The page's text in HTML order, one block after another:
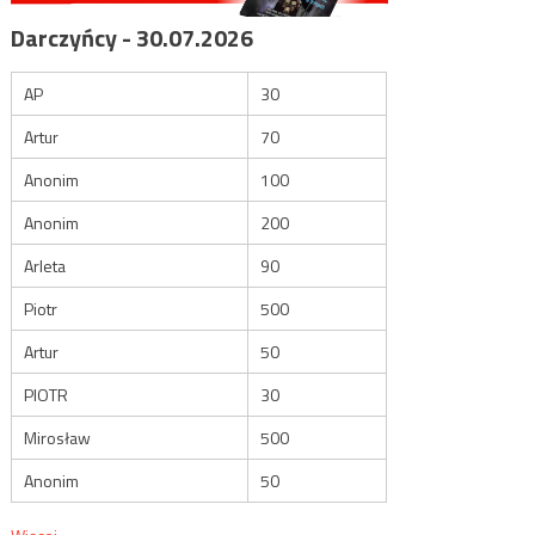
Darczyńcy - 30.07.2026
AP
30
Artur
70
Anonim
100
Anonim
200
Arleta
90
Piotr
500
Artur
50
PIOTR
30
Mirosław
500
Anonim
50